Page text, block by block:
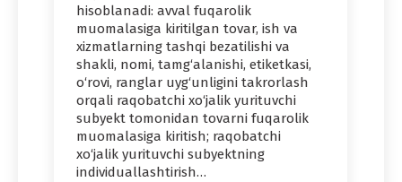
hisoblanadi: avval fuqarolik
muomalasiga kiritilgan tovar, ish va
xizmatlarning tashqi bezatilishi va
shakli, nomi, tamg‘alanishi, etiketkasi,
o‘rovi, ranglar uyg‘unligini takrorlash
orqali raqobatchi xo‘jalik yurituvchi
subyekt tomonidan tovarni fuqarolik
muomalasiga kiritish; raqobatchi
xo‘jalik yurituvchi subyektning
individuallashtirish…